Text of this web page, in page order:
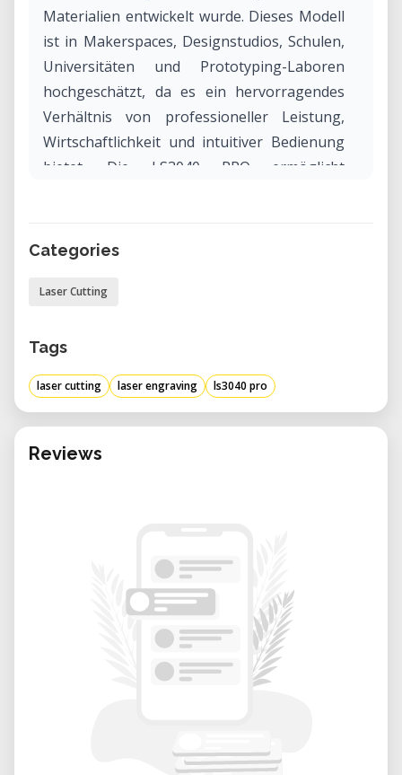
Materialien entwickelt wurde. Dieses Modell
ist in Makerspaces, Designstudios, Schulen,
Universitäten und Prototyping-Laboren
hochgeschätzt, da es ein hervorragendes
Verhältnis von professioneller Leistung,
Wirtschaftlichkeit und intuitiver Bedienung
bietet. Die LS3040 PRO ermöglicht
auf Holz oder Acryl bis hin zu individuellen
und Kunstwerken.
Das Mieten der LS3040 PRO in unserem
Labor bietet Ihnen direkten Zugang zu einer
zuverlässigen und hochpräzisen
Start-ups und Entwickler, die flexible
Laserschneidkapazitäten für Einzelprojekte,
Musterfertigungen oder kleine Serien
erfahrenes Laborteam unterstützt Sie
Categories
Laser Cutting
Tags
laser cutting laser engraving ls3040 pro
Reviews